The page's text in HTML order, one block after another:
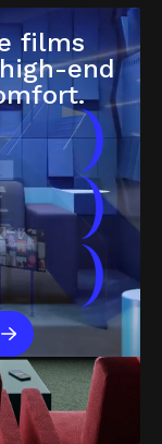
films
end
)
)
)